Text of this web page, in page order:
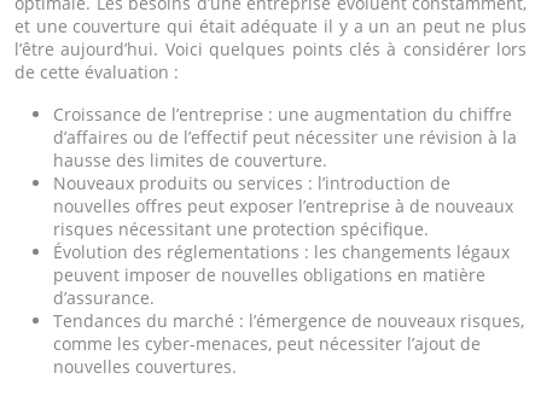
et une couverture qui était adéquate il y a un an peut ne plus
l’être aujourd’hui. Voici quelques points clés à considérer lors
de cette évaluation :
Croissance de l’entreprise : une augmentation du chiffre
d’affaires ou de l’effectif peut nécessiter une révision à la
hausse des limites de couverture.
Nouveaux produits ou services : l’introduction de
nouvelles offres peut exposer l’entreprise à de nouveaux
risques nécessitant une protection spécifique.
Évolution des réglementations : les changements légaux
peuvent imposer de nouvelles obligations en matière
d’assurance.
Tendances du marché : l’émergence de nouveaux risques,
comme les cyber-menaces, peut nécessiter l’ajout de
nouvelles couvertures.